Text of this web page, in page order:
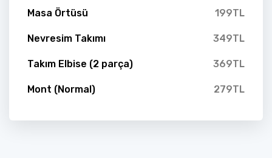
Masa Örtüsü 199TL
Nevresim Takımı 349TL
Takım Elbise (2 parça) 369TL
Mont (Normal) 279TL